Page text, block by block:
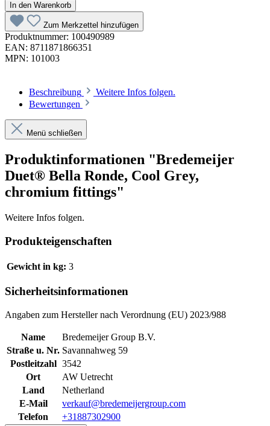
In den Warenkorb
Zum Merkzettel hinzufügen
Produktnummer: 100490989
EAN: 8711871866351
MPN: 101003
Beschreibung
Weitere Infos folgen.
Bewertungen
Menü schließen
Produktinformationen "Bredemeijer
Duet® Bella Ronde, Cool Grey,
chromium fittings"
Weitere Infos folgen.
Produkteigenschaften
Gewicht in kg: 3
Sicherheitsinformationen
Angaben zum Hersteller nach Verordnung (EU) 2023/988
Name
Bredemeijer Group B.V.
Straße u. Nr. Savannahweg 59
Postleitzahl 3542
Ort
AW Uetrecht
Land
Netherland
E-Mail
verkauf@bredemeijergroup.com
Telefon
+31887302900